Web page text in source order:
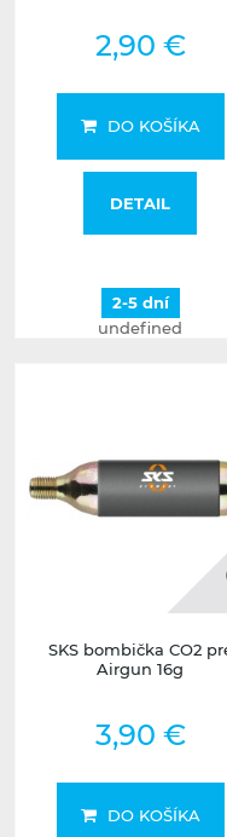
2,90 €
DO KOŠÍKA
DETAIL
2-5 dní
undefined
SKS bombička CO2
Airgun 16g
3,90 €
DO KOŠÍKA